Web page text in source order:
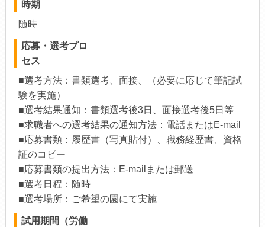
時期
随時
応募・選考プロ
セス
■選考方法：書類選考、面接、（必要に応じて筆記試
験を実施）
■選考結果通知：書類選考後3日、面接選考後5日等
■求職者への選考結果の通知方法：電話またはE-mail
■応募書類：履歴書（写真貼付）、職務経歴書、資格
証のコピー
■応募書類の提出方法：E-mailまたは郵送
■選考日程：随時
■選考場所：ご希望の園にて実施
試用期間（労働